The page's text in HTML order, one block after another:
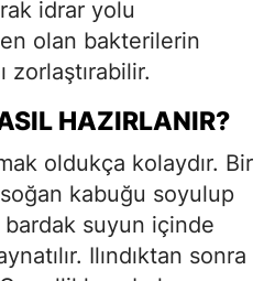
idrar yolu
olan bakterilerin
zorlaştırabilir.
HAZIRLANIR?
oldukça kolaydır. Bir
kabuğu soyulup
suyun içinde
Ilındıktan sonra